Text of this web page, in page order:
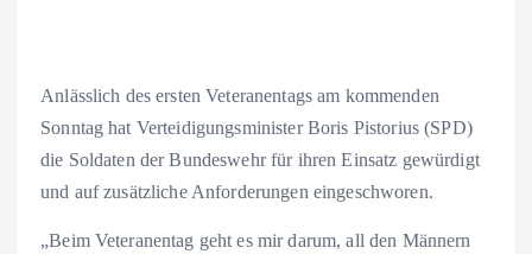
Anlässlich des ersten Veteranentags am kommenden
Sonntag hat Verteidigungsminister Boris Pistorius (SPD)
die Soldaten der Bundeswehr für ihren Einsatz gewürdigt
und auf zusätzliche Anforderungen eingeschworen.
„Beim Veteranentag geht es mir darum, all den Männern